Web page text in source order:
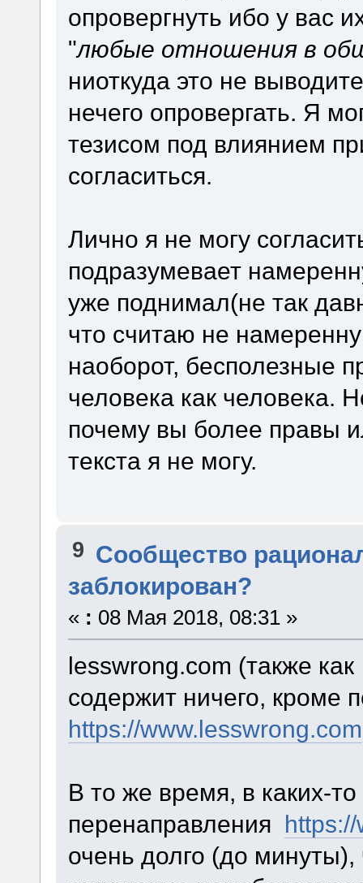
опровергнуть ибо у вас
"любые отношения в
ниоткуда это не
нечего опровергать. Я
тезисом под влиянием
согласиться.
Лично я не могу
подразумевает
уже поднимал(не так
что считаю не
наоборот, бесполезные
человека как человека.
почему вы более правы
текста я не могу.
9 Сообщество
заблокирован?
« : 08 Мая 2018, 08:31 »
lesswrong.com (также
содержит ничего, кроме
https://www.lesswrong.com
В то же время, в каких-
перенаправления
очень долго (до минуты),